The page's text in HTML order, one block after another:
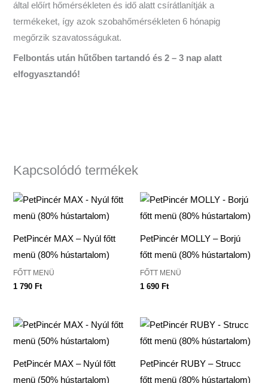
által előírt hőmérsékleten és idő alatt csírátlanítják a
termékeket, így azok szobahőmérsékleten 6 hónapig
megőrzik szavatosságukat.
Felbontás után hűtőben tartandó és 2 – 3 nap alatt
elfogyasztandó!
Kapcsolódó termékek
PetPincér MAX – Nyúl főtt
menü (80% hústartalom)
FŐTT MENÜ
1 790Ft
PetPincér MOLLY – Borjú
főtt menü (80% hústartalom)
FŐTT MENÜ
1 690 Ft
PetPincér MAX – Nyúl főtt
menü (50% hústartalom)
PetPincér RUBY – Strucc
főtt menü (80% hústartalom)